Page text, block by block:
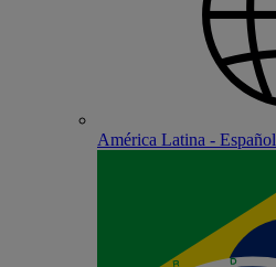
América Latina - Español